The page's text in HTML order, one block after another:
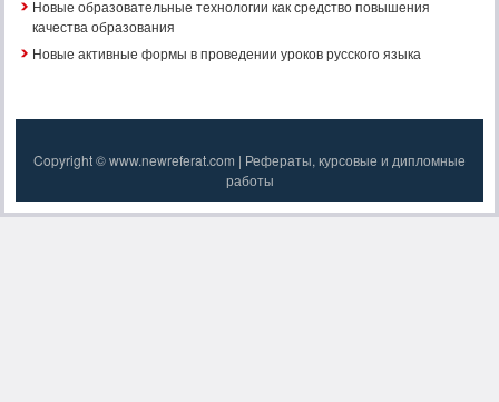
Новые образовательные технологии как средство повышения
качества образования
Новые активные формы в проведении уроков русского языка
Copyright © www.newreferat.com | Рефераты, курсовые и дипломные
работы